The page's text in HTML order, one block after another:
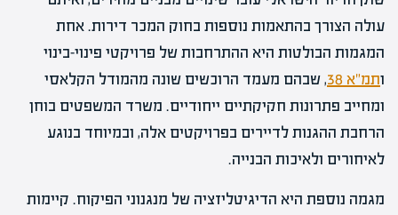
עולה הצורך בהתאמות נוספות בחוק המכר דירות. אחת
המגמות הבולטות היא ההתרחבות של פרויקטי פינוי-בינוי
ותמ"א 38
, שבהם מעמד הרוכשים שונה מהמודל הקלאסי
ומחייב פתרונות חקיקתיים ייחודיים. משרד המשפטים בוחן
הרחבת ההגנות לדיירים בפרויקטים אלה, ובמיוחד בנוגע
לאיחורים ולאיכות הבנייה.
מגמה נוספת היא הדיגיטליזציה של מנגנוני הפיקוח. קיימות